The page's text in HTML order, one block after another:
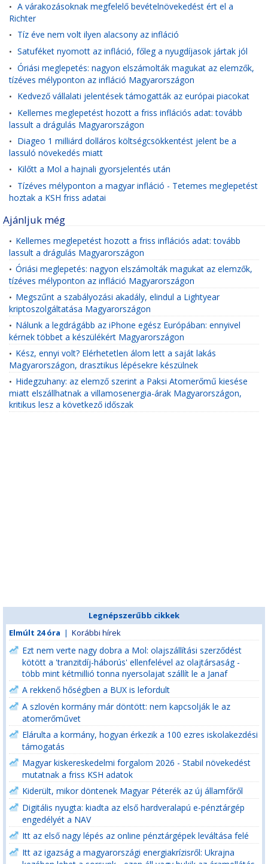
• A várakozásoknak megfelelő bevételnövekedést ért el a
Richter
• Tíz éve nem volt ilyen alacsony az infláció
• Satuféket nyomott az infláció, főleg a nyugdíjasok jártak jól
• Óriási meglepetés: nagyon elszámolták magukat az elemzők,
tízéves mélyponton az infláció Magyarországon
• Kedvező vállalati jelentések támogatták az európai piacokat
• Kellemes meglepetést hozott a friss inflációs adat: tovább
lassult a drágulás Magyarországon
• Diageo 1 milliárd dolláros költségcsökkentést jelent be a
lassuló növekedés miatt
• Kilőtt a Mol a hajnali gyorsjelentés után
• Tízéves mélyponton a magyar infláció - Tetemes meglepetést
hoztak a KSH friss adatai
Ajánljuk még
• Kellemes meglepetést hozott a friss inflációs adat: tovább
lassult a drágulás Magyarországon
• Óriási meglepetés: nagyon elszámolták magukat az elemzők,
tízéves mélyponton az infláció Magyarországon
• Megszűnt a szabályozási akadály, elindul a Lightyear
kriptoszolgáltatása Magyarországon
• Nálunk a legdrágább az iPhone egész Európában: ennyivel
kérnek többet a készülékért Magyarországon
• Kész, ennyi volt? Elérhetetlen álom lett a saját lakás
Magyarországon, drasztikus lépésekre készülnek
• Hidegzuhany: az elemző szerint a Paksi Atomerőmű kiesése
miatt elszállhatnak a villamosenergia-árak Magyarországon,
kritikus lesz a következő időszak
Legnépszerűbb cikkek
Elmúlt 24 óra | Korábbi hírek
Ezt nem verte nagy dobra a Mol: olajszállítási szerződést
kötött a 'tranzitdíj-háborús' ellenfelével az olajtársaság -
több mint kétmillió tonna nyersolajat szállít le a Janaf
A rekkenő hőségben a BUX is lefordult
A szlovén kormány már döntött: nem kapcsolják le az
atomerőművet
Elárulta a kormány, hogyan érkezik a 100 ezres iskolakezdési
támogatás
Magyar kiskereskedelmi forgalom 2026 - Stabil növekedést
mutatnak a friss KSH adatok
Kiderült, mikor döntenek Magyar Péterék az új államfőről
Digitális nyugta: kiadta az első hardveralapú e-pénztárgép
engedélyét a NAV
Itt az első nagy lépés az online pénztárgépek leváltása felé
Itt az igazság a magyarországi energiakrízisről: Ukrajna